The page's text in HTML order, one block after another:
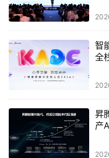
种方法已经得到美国能
验证，Summit和Sierra
分别是世界上排名第一
在IBM将POWER
ISA授予Linux基金会
社区生态系统提出创新
ISA的开源，包括相关
智
全
昇
产